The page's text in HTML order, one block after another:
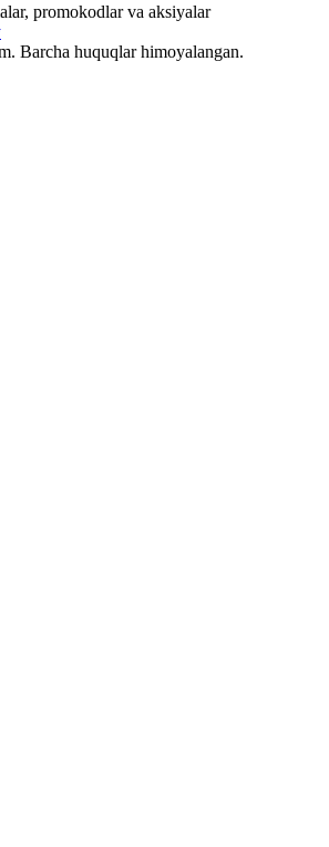
promokodlar va aksiyalar
Barcha huquqlar himoyalangan.